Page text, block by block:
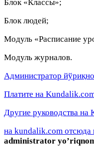
Блок «Классы»;
Блок людей;
Модуль «Расписание
Модуль журналов.
Администратор
Платите на
Другие руководства
на kundalik.com отсюда
administrator